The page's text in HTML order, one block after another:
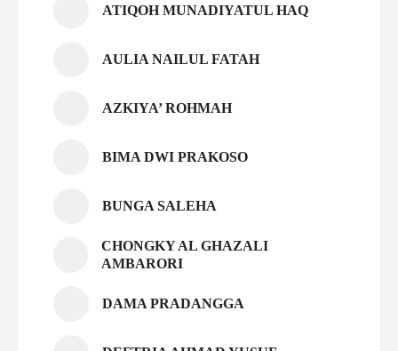
ATIQOH MUNADIYATUL HAQ
AULIA NAILUL FATAH
AZKIYA’ ROHMAH
BIMA DWI PRAKOSO
BUNGA SALEHA
CHONGKY AL GHAZALI
AMBARORI
DAMA PRADANGGA